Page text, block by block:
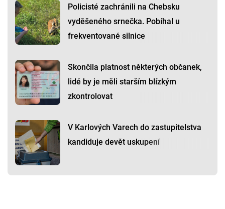
Policisté zachránili na Chebsku
vyděšeného srnečka. Pobíhal u
frekventované silnice
Skončila platnost některých občanek,
lidé by je měli starším blízkým
zkontrolovat
V Karlových Varech do zastupitelstva
kandiduje devět uskupení